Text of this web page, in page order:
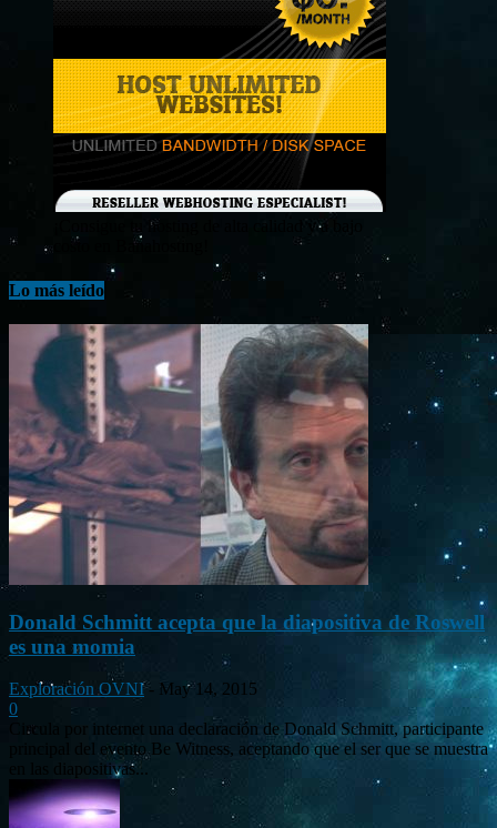
¡Consigue tu hosting de alta calidad y a bajo
costo en Banahosting!
Lo más leído
Donald Schmitt acepta que la diapositiva de Roswell
es una momia
Exploración OVNI - May 14, 2015
0
Circula por internet una declaración de Donald Schmitt, participante
principal del evento Be Witness, aceptando que el ser que se muestra
en las diapositivas...